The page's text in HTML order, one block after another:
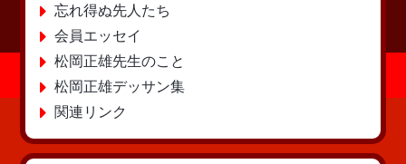
忘れ得ぬ先人たち
会員エッセイ
松岡正雄先生のこと
松岡正雄デッサン集
関連リンク